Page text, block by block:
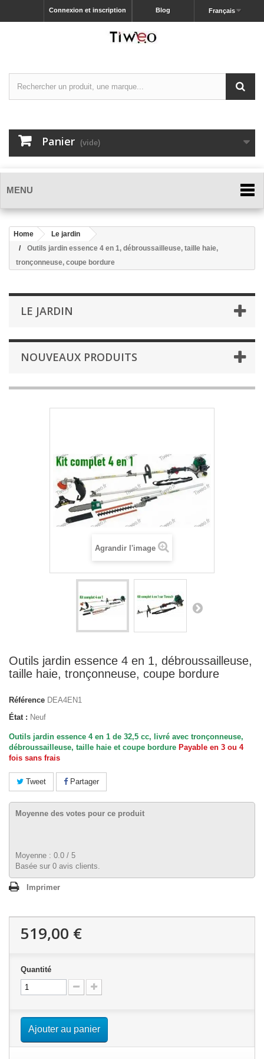
Français
Blog
Connexion et inscription
Panier (vide)
MENU
Home
Le jardin
Outils jardin essence 4 en 1, débroussailleuse, taille haie,
tronçonneuse, coupe bordure
LE JARDIN
NOUVEAUX PRODUITS
Agrandir l'image
Outils jardin essence 4 en 1, débroussailleuse,
taille haie, tronçonneuse, coupe bordure
Référence DEA4EN1
État : Neuf
Outils jardin essence 4 en 1 de 32,5 cc, livré avec tronçonneuse,
débroussailleuse, taille haie et coupe bordure Payable en 3 ou 4
fois sans frais
Tweet Partager
Moyenne des votes pour ce produit
Moyenne : 0.0 / 5
Basée sur 0 avis clients.
Imprimer
519,00 €
Quantité
Ajouter au panier